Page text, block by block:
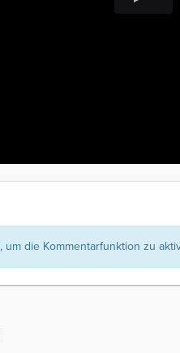
, um die Kommentarfunktion zu